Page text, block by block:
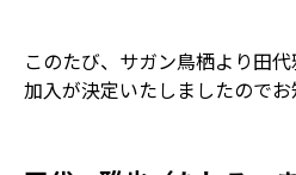
このたび、サガン鳥栖より田
加入が決定いたしましたのでお